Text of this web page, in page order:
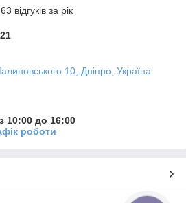
відгуків за рік
10, Дніпро, Україна
10:00 до 16:00
роботи